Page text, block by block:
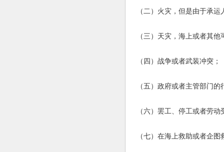
（二）火灾，但是由于承
（三）天灾，海上或者其
（四）战争或者武装冲突；
（五）政府或者主管部门
（六）罢工、停工或者劳动
（七）在海上救助或者企